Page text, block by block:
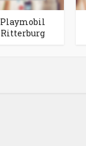
Playmobil
Ritterburg